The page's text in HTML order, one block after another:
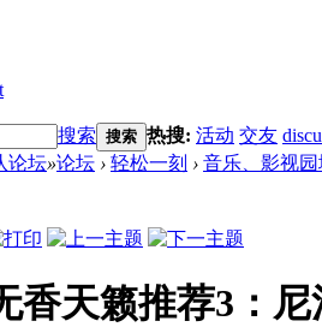
搜索 搜索 热搜: 活动 交友
论坛»论坛 › 轻松一刻 › 音乐、影视园
香天籁推荐3：尼